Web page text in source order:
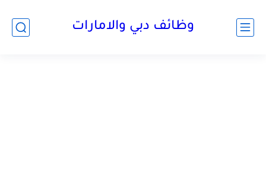
وظائف دبي والامارات